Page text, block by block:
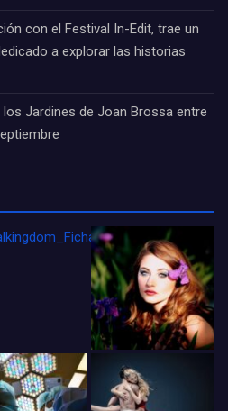
con el Festival In-Edit, trae un
a explorar las historias
Jardines de Joan Brossa entre